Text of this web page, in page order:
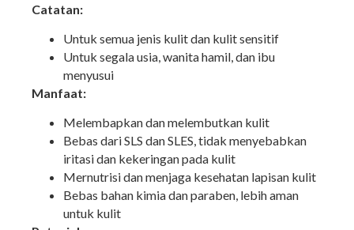
Catatan:
Untuk semua jenis kulit dan kulit sensitif
Untuk segala usia, wanita hamil, dan ibu
menyusui
Manfaat:
Melembapkan dan melembutkan kulit
Bebas dari SLS dan SLES, tidak menyebabkan
iritasi dan kekeringan pada kulit
Mernutrisi dan menjaga kesehatan lapisan kulit
Bebas bahan kimia dan paraben, lebih aman
untuk kulit